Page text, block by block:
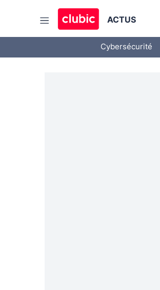
ACTUS
Cybersécurité